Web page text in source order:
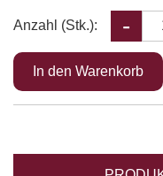
Anzahl (Stk.):